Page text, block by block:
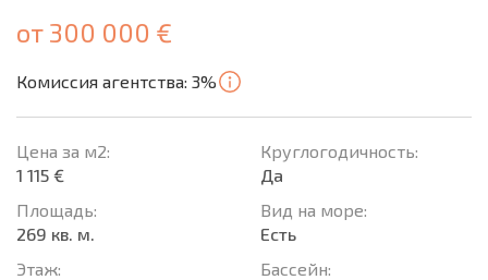
от 300 000 €
Комиссия агентства: 3%
Цена за м2:
1 115 €
Площадь:
269 кв. м.
Этаж:
Круглогодичность:
Да
Вид на море:
Есть
Басcейн: